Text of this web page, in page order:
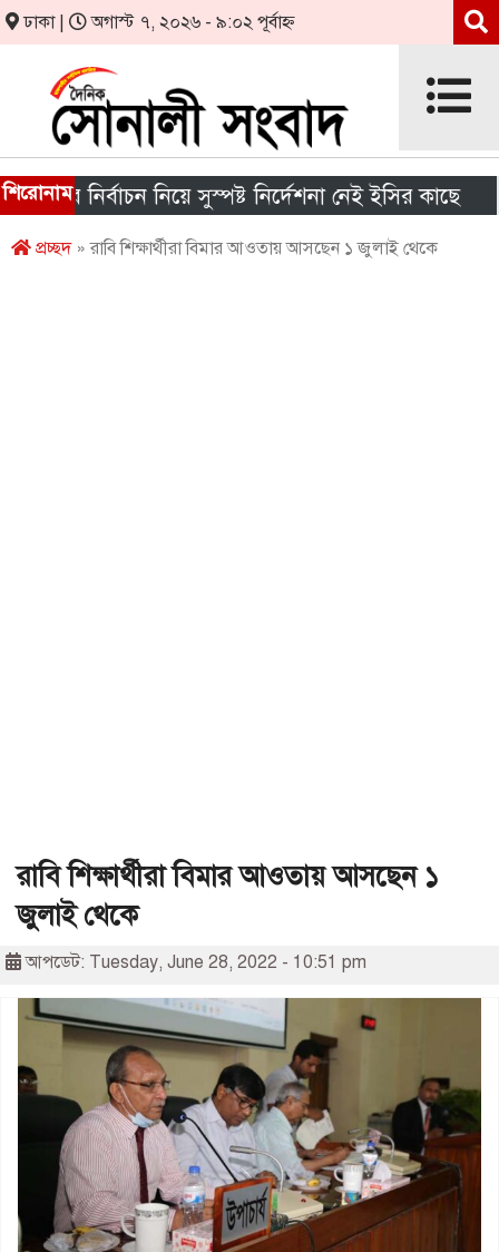
ঢাকা | অগাস্ট ৭, ২০২৬ - ৯:০২ পূর্বাহ্ন
শিরোনাম
নির্বাচন নিয়ে সুস্পষ্ট নির্দেশনা নেই ইসির কাছে
প্রচ্ছদ» রাবি শিক্ষার্থীরা বিমার আওতায় আসছেন ১ জুলাই থেকে
রাবি শিক্ষার্থীরা বিমার আওতায় আসছেন ১
জুলাই থেকে
আপডেট: Tuesday, June 28, 2022 - 10:51 pm